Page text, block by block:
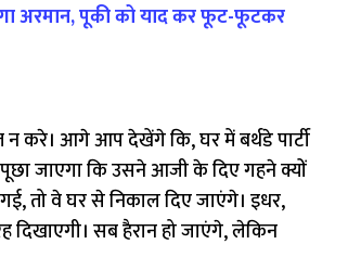
अरमान, पूकी को याद कर फूट-फूटकर
करे। आगे आप देखेंगे कि, घर में बर्थडे पार्टी
जाएगा कि उसने आजी के दिए गहने क्यों
तो वे घर से निकाल दिए जाएंगे। इधर,
सब हैरान हो जाएंगे, लेकिन